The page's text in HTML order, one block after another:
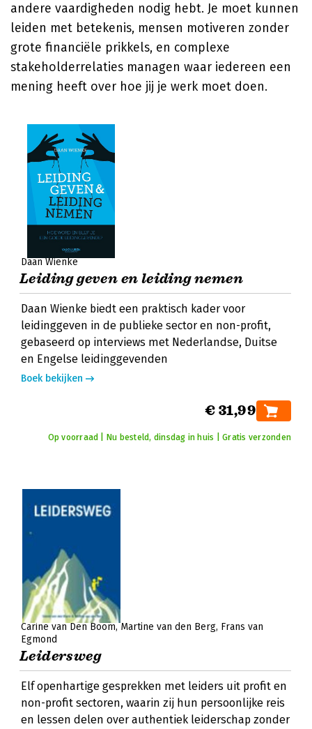
andere vaardigheden nodig hebt. Je moet kunnen
leiden met betekenis, mensen motiveren zonder
grote financiële prikkels, en complexe
stakeholderrelaties managen waar iedereen een
mening heeft over hoe jij je werk moet doen.
Daan Wienke
Leiding geven en leiding nemen
Daan Wienke biedt een praktisch kader voor
leidinggeven in de publieke sector en non-profit,
gebaseerd op interviews met Nederlandse, Duitse
en Engelse leidinggevenden
Boek bekijken
€ 31,99
Op voorraad | Nu besteld, dinsdag in huis | Gratis verzonden
Carine van Den Boom Martine van den Berg Frans van
Egmond
Leidersweg
Elf openhartige gesprekken met leiders uit profit en
non-profit sectoren, waarin zij hun persoonlijke reis
en lessen delen over authentiek leiderschap zonder